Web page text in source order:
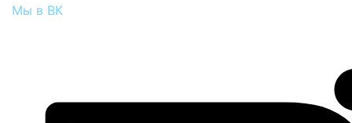
Мы в ВК